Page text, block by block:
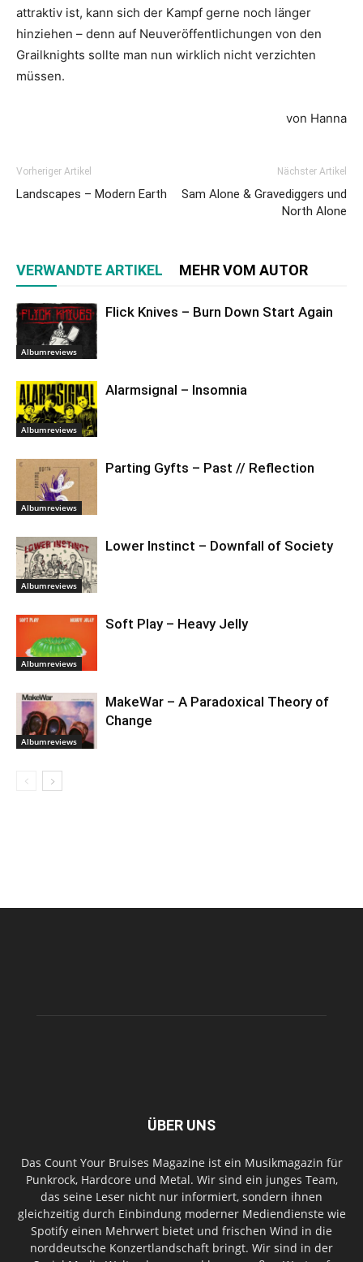
attraktiv ist, kann sich der Kampf gerne noch länger
hinziehen – denn auf Neuveröffentlichungen von den
Grailknights sollte man nun wirklich nicht verzichten
müssen.
von Hanna
Vorheriger Artikel
Landscapes – Modern Earth
Nächster Artikel
Sam Alone & Gravediggers und
North Alone
VERWANDTE ARTIKEL MEHR VOM AUTOR
Albumreviews
Flick Knives – Burn Down Start Again
Albumreviews
Alarmsignal – Insomnia
Albumreviews
Parting Gyfts – Past // Reflection
Albumreviews
Lower Instinct – Downfall of Society
Albumreviews
Soft Play – Heavy Jelly
Albumreviews
MakeWar – A Paradoxical Theory of
Change
ÜBER UNS
Das Count Your Bruises Magazine ist ein Musikmagazin für
Punkrock, Hardcore und Metal. Wir sind ein junges Team,
das seine Leser nicht nur informiert, sondern ihnen
gleichzeitig durch Einbindung moderner Mediendienste wie
Spotify einen Mehrwert bietet und frischen Wind in die
norddeutsche Konzertlandschaft bringt. Wir sind in der